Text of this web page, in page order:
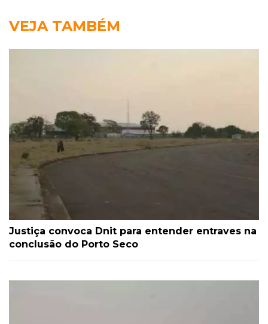
VEJA TAMBÉM
Justiça convoca Dnit para entender entraves na
conclusão do Porto Seco